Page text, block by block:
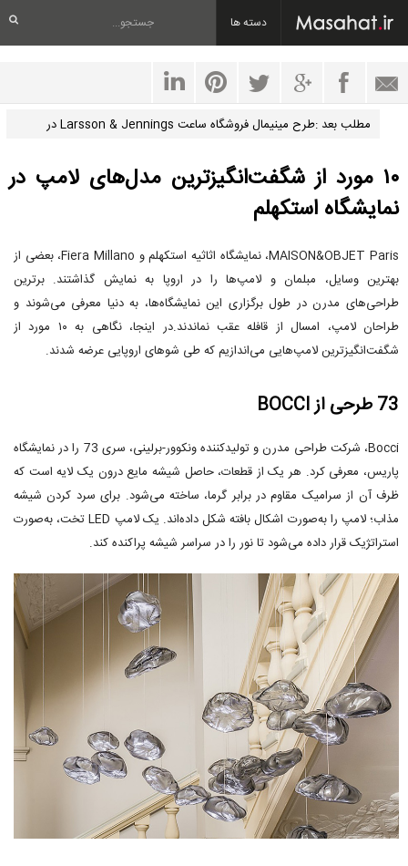
دسته ها
مطلب بعد :طرح مینیمال فروشگاه ساعت Larsson & Jennings در
۱۰ مورد از شگفت‌انگیزترین مدل‌های لامپ در
نمایشگاه استکهلم
MAISON&OBJET Paris، نمایشگاه اثاثیه استکهلم و Fiera Millano، بعضی از
بهترین وسایل، مبلمان و لامپ‌ها را در اروپا به نمایش گذاشتند. برترین
طراحی‌های مدرن در طول برگزاری این نمایشگاه‌ها، به دنیا معرفی می‌شوند و
طراحان لامپ، امسال از قافله عقب نماندند.در اینجا، نگاهی به ۱۰ مورد از
شگفت‌انگیزترین لامپ‌هایی می‌اندازیم که طی شوهای اروپایی عرضه شدند.
73 طرحی از BOCCI
Bocci، شرکت طراحی مدرن و تولیدکننده ونکوور-برلینی، سری 73 را در نمایشگاه
پاریس، معرفی کرد. هر یک از قطعات، حاصل شیشه مایع درون یک لایه است که
ظرف آن از سرامیک مقاوم در برابر گرما، ساخته می‌شود. برای سرد کردن شیشه
مذاب؛ لامپ را به‌صورت اشکال بافته شکل داده‌اند. یک لامپ LED تخت، به‌صورت
استراتژیک قرار داده می‌شود تا نور را در سراسر شیشه پراکنده کند.